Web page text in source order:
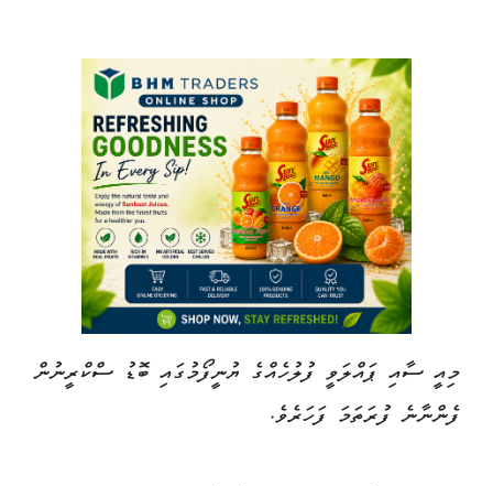
މިއީ ސާއި ޕައްލަވީ ފުލުހެއްގެ ޔުނީފޯމުގައި ބޮޑު ސްކްރީނުން
ފެންނާނެ ފުރަތަމަ ފަހަރެވެ.